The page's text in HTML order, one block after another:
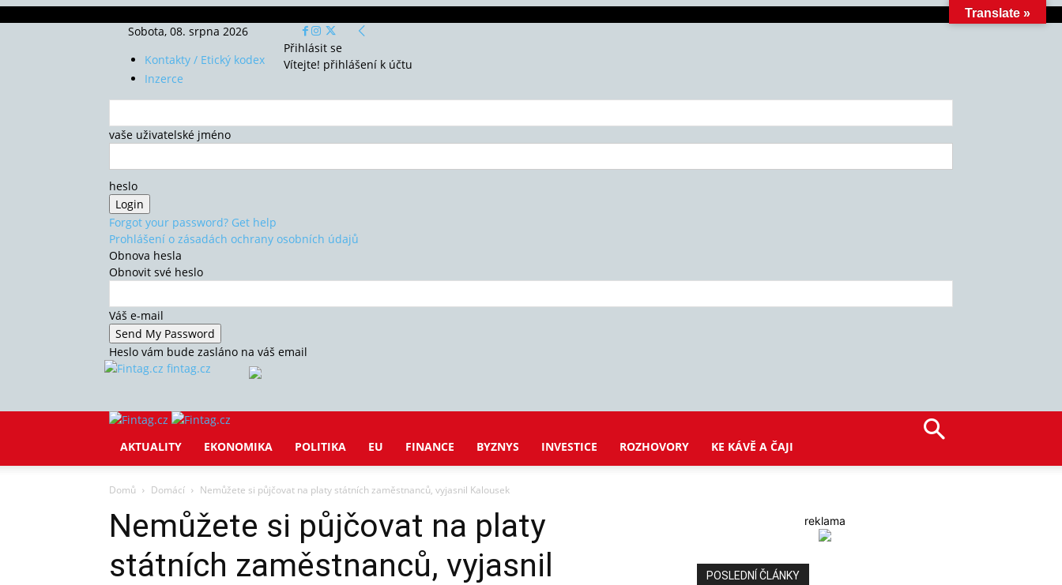
Sobota, 08. srpna 2026
Kontakty / Etický kodex
Inzerce
Přihlásit se
Vítejte! přihlášení k účtu
vaše uživatelské jméno
heslo
Forgot your password? Get help
Prohlášení o zásadách ochrany osobních údajů
Obnova hesla
Obnovit své heslo
Váš e-mail
Heslo vám bude zasláno na váš email
fintag.cz
AKTUALITY EKONOMIKA POLITIKA EU FINANCE BYZNYS INVESTICE ROZHOVORY KE KÁVĚ A ČAJI
Domů Domácí Nemůžete si půjčovat na platy státních zaměstnanců, vyjasnil Kalousek
Nemůžete si půjčovat na platy
státních zaměstnanců, vyjasnil
reklama
POSLEDNÍ ČLÁNKY
Translate »